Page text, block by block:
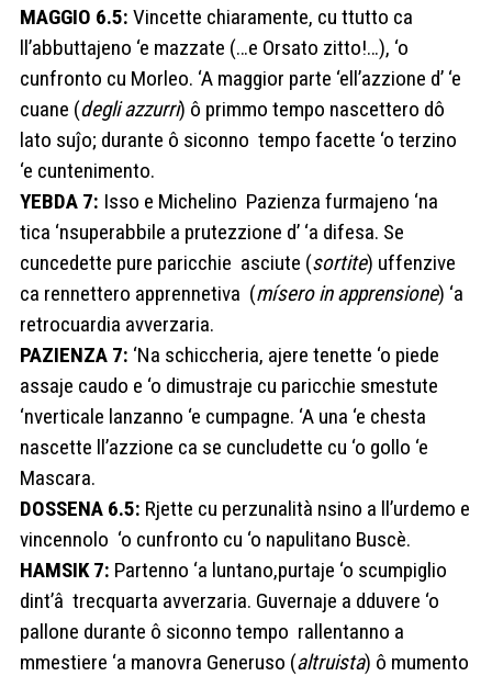
MAGGIO 6.5: Vincette chiaramente, cu ttutto ca
ll’abbuttajeno ‘e mazzate (…e Orsato zitto!…), ‘o
cunfronto cu Morleo. ‘A maggior parte ‘ell’azzione d’ ‘e
cuane (degli azzurri) ô primmo tempo nascettero dô
lato suĵo; durante ô siconno tempo facette ‘o terzino
‘e cuntenimento.
YEBDA 7: Isso e Michelino Pazienza furmajeno ‘na
tica ‘nsuperabbile a prutezzione d’ ‘a difesa. Se
cuncedette pure paricchie asciute (sortite) uffenzive
ca rennettero apprennetiva (mísero in apprensione) ‘a
retrocuardia avverzaria.
PAZIENZA 7: ‘Na schiccheria, ajere tenette ‘o piede
assaje caudo e ‘o dimustraje cu paricchie smestute
‘nverticale lanzanno ‘e cumpagne. ‘A una ‘e chesta
nascette ll’azzione ca se cuncludette cu ‘o gollo ‘e
Mascara.
DOSSENA 6.5: Rjette cu perzunalità nsino a ll’urdemo e
vincennolo ‘o cunfronto cu ‘o napulitano Buscè.
HAMSIK 7: Partenno ‘a luntano,purtaje ‘o scumpiglio
dint’â trecquarta avverzaria. Guvernaje a dduvere ‘o
pallone durante ô siconno tempo rallentanno a
mmestiere ‘a manovra Generuso (altruista) ô mumento